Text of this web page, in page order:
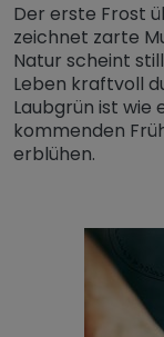
Der erste Frost
zeichnet zarte
Natur scheint
Leben kraftvoll
Laubgrün ist wie
kommenden
erblühen.